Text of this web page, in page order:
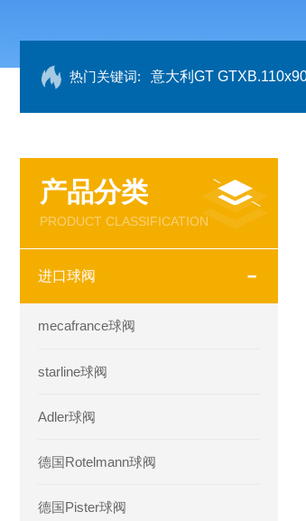
热门关键词: 意大利GT
产品分类
PRODUCT CLASSIFICATION
进口球阀
mecafrance球阀
starline球阀
Adler球阀
德国Rotelmann球阀
德国Pister球阀